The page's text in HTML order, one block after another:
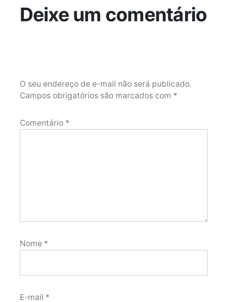
Deixe um comentário
O seu endereço de e-mail não será publicado.
Campos obrigatórios são marcados com *
Comentário *
Nome *
E-mail *